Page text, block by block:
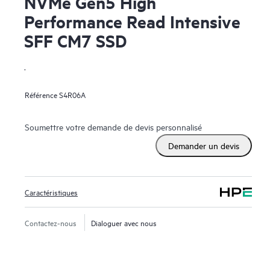
Performance Read Intensive
SFF CM7 SSD
.
RéférenceS4R06A
Soumettre votre demande de devis personnalisé
Demander un devis
Caractéristiques
Contactez-nous Dialoguer avec nous